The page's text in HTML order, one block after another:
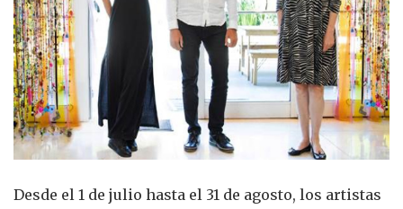
Desde el 1 de julio hasta el 31 de agosto, los artistas